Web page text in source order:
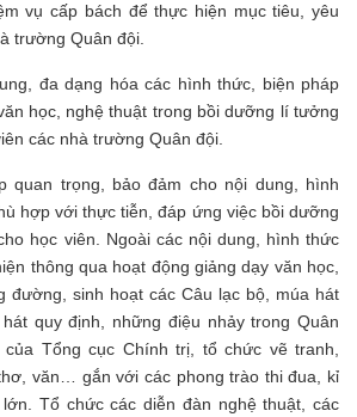
vụ cấp bách để thực hiện mục tiêu, yêu
trường Quân đội.
đa dạng hóa các hình thức, biện pháp
học, nghệ thuật trong bồi dưỡng lí tưởng
các nhà trường Quân đội.
quan trọng, bảo đảm cho nội dung, hình
hợp với thực tiễn, đáp ứng việc bồi dưỡng
học viên. Ngoài các nội dung, hình thức
thông qua hoạt động giảng dạy văn học,
đường, sinh hoạt các Câu lạc bộ, múa hát
quy định, những điệu nhảy trong Quân
Tổng cục Chính trị, tổ chức vẽ tranh,
văn… gắn với các phong trào thi đua, kỉ
Tổ chức các diễn đàn nghệ thuật, các